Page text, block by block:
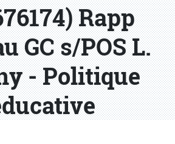
Rapp
GC s/POS L.
- Politique